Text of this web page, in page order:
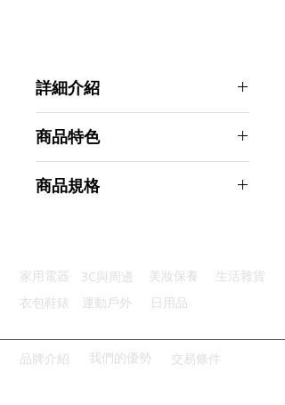
詳細介紹
商品特色
智能慢食：減緩進食速度促進健康
商品規格
主要材質：塑料
商品尺寸：3*23*4.5cm
產地名稱：中國大陸
代理商：亞桓有限公司
家用電器 3C與周邊 美妝保養
生活雜貨
衣包鞋錶
運動戶外 日用品
品牌介紹 我們的優勢 交易條件